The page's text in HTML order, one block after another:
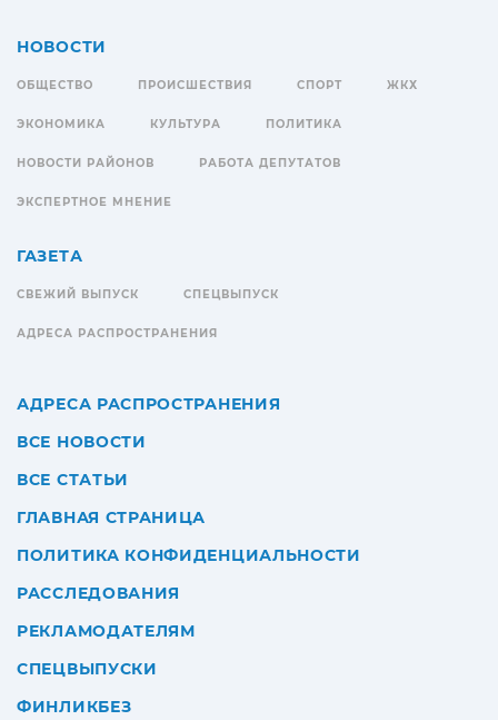
НОВОСТИ
ОБЩЕСТВО ПРОИСШЕСТВИЯ СПОРТ ЖКХ
ЭКОНОМИКА КУЛЬТУРА ПОЛИТИКА
НОВОСТИ РАЙОНОВ РАБОТА ДЕПУТАТОВ
ЭКСПЕРТНОЕ МНЕНИЕ
ГАЗЕТА
СВЕЖИЙ ВЫПУСК СПЕЦВЫПУСК
АДРЕСА РАСПРОСТРАНЕНИЯ
АДРЕСА РАСПРОСТРАНЕНИЯ
ВСЕ НОВОСТИ
ВСЕ СТАТЬИ
ГЛАВНАЯ СТРАНИЦА
ПОЛИТИКА КОНФИДЕНЦИАЛЬНОСТИ
РАССЛЕДОВАНИЯ
РЕКЛАМОДАТЕЛЯМ
СПЕЦВЫПУСКИ
ФИНЛИКБЕЗ